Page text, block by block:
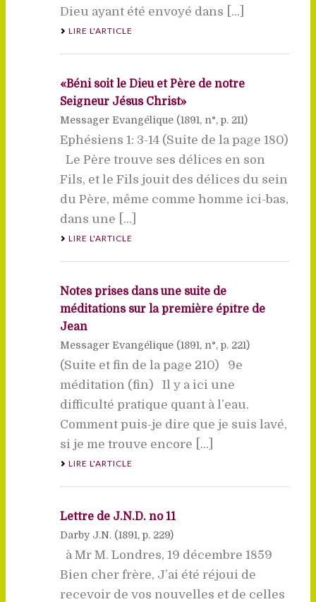
Dieu ayant été envoyé dans [...]
LIRE L'ARTICLE
«Béni soit le Dieu et Père de notre
Seigneur Jésus Christ»
Messager Evangélique (1891, n°, p. 211)
Ephésiens 1: 3-14 (Suite de la page 180)
Le Père trouve ses délices en son
Fils, et le Fils jouit des délices du sein
du Père, même comme homme ici-bas,
dans une [...]
LIRE L'ARTICLE
Notes prises dans une suite de
méditations sur la première épître de
Jean
Messager Evangélique (1891, n°, p. 221)
(Suite et fin de la page 210) 9e
méditation (fin) Il y a ici une
difficulté pratique quant à l’eau.
Comment puis-je dire que je suis lavé,
si je me trouve encore [...]
LIRE L'ARTICLE
Lettre de J.N.D. no 11
Darby J.N. (1891, p. 229)
à Mr M. Londres, 19 décembre 1859
Bien cher frère, J’ai été réjoui de
recevoir de vos nouvelles et de celles